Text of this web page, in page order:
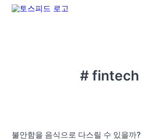
# fintech
불안함을 음식으로 다스릴 수 있을까?